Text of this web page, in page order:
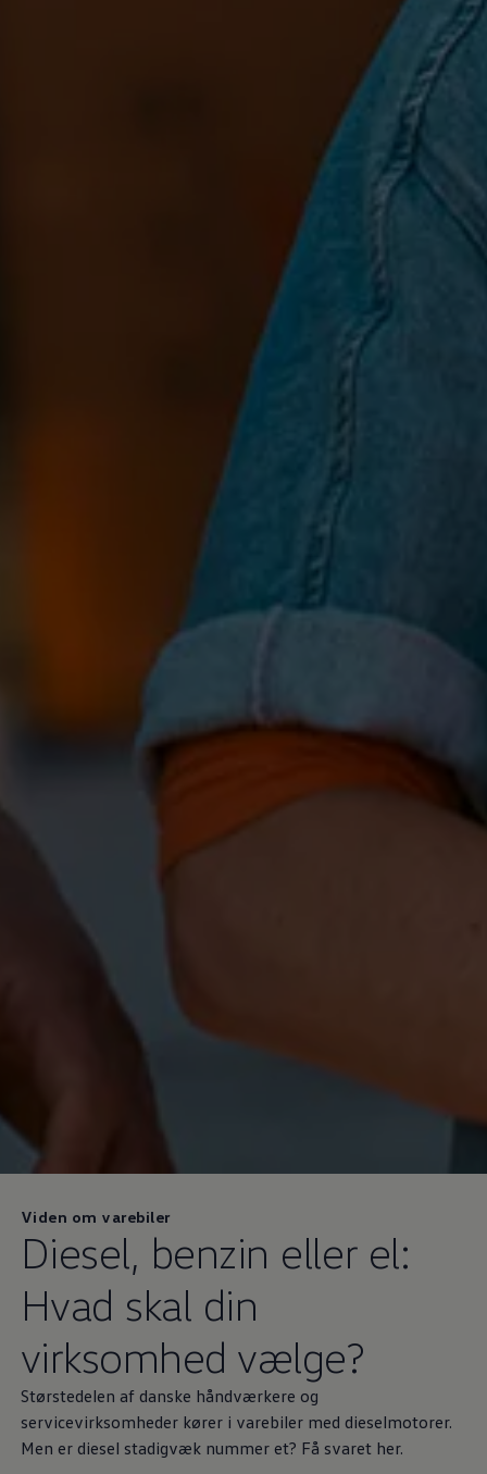
Viden om varebiler
Diesel, benzin eller el:
Hvad skal din
virksomhed vælge?
Størstedelen af danske håndværkere og
servicevirksomheder kører i varebiler med dieselmotorer.
Men er diesel stadigvæk nummer et? Få svaret her.